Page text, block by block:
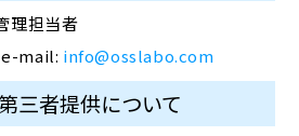
理担当者
mail: info@osslabo.com
三者提供について